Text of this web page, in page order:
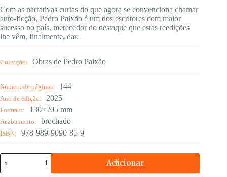
Com as narrativas curtas do que agora se convenciona chamar
auto-ficção, Pedro Paixão é um dos escritores com maior
sucesso no país, merecedor do destaque que estas reedições
lhe vêm, finalmente, dar.
Colecção: Obras de Pedro Paixão
Número de páginas: 144
Ano de edição: 2025
Formato: 130×205 mm
Acabamento: brochado
ISBN: 978-989-9090-85-9
Quantidade
de
Lembra-
Adicionar